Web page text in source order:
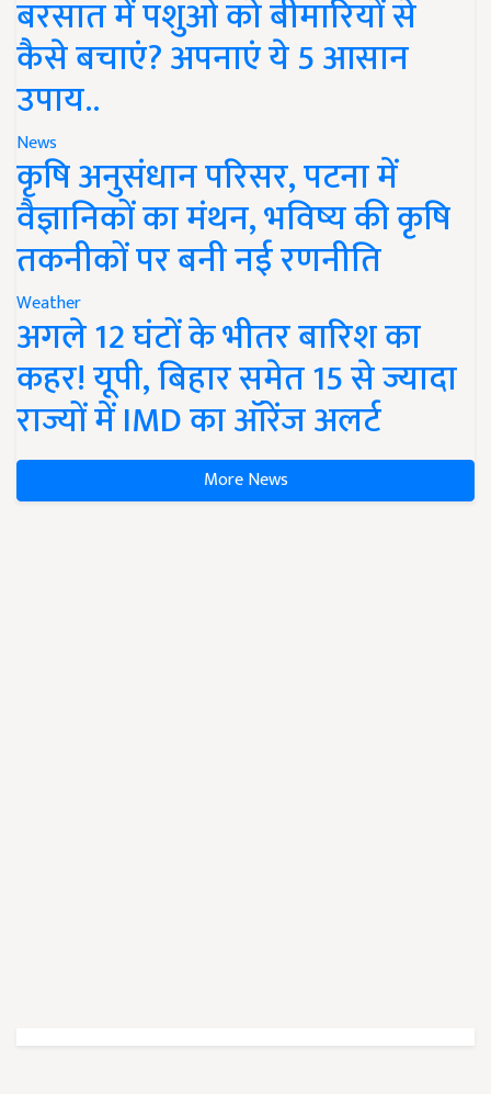
बरसात में पशुओं को बीमारियों से
कैसे बचाएं? अपनाएं ये 5 आसान
उपाय..
News
कृषि अनुसंधान परिसर, पटना में
वैज्ञानिकों का मंथन, भविष्य की कृषि
तकनीकों पर बनी नई रणनीति
Weather
अगले 12 घंटों के भीतर बारिश का
कहर! यूपी, बिहार समेत 15 से ज्यादा
राज्यों में IMD का ऑरेंज अलर्ट
More News